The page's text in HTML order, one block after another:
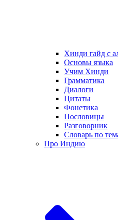
Хинди гайд с
Основы языка
Учим Хинди
Грамматика
Диалоги
Цитаты
Фонетика
Пословицы
Разговорник
Словарь по
Про Индию